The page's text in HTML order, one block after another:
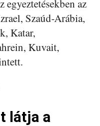
egyeztetésekben az
Szaúd-Arábia,
Katar,
Kuvait,
látja a